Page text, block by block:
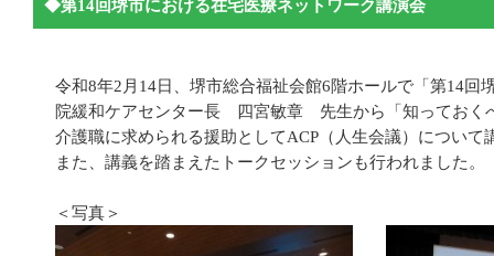
◆第14回堺市における在宅医療ネットワーク講演会
令和8年2月14日、堺市総合福祉会館6階ホールで「第14
院緩和ケアセンター長 四宮敏章 先生から「知っておく
介護職に求められる援助としてACP（人生会議）について
また、講義を踏まえたトークセッションも行われました。
＜写真＞